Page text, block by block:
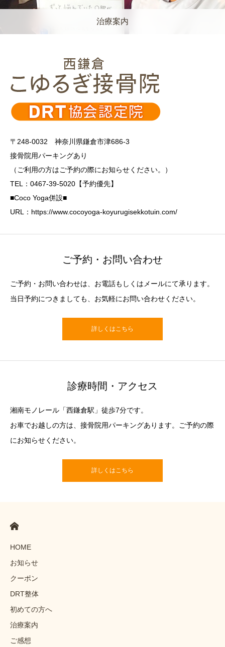
治療案内
〒248-0032 神奈川県鎌倉市津686-3
接骨院用パーキングあり
（ご利用の方はご予約の際にお知らせください。）
TEL：0467-39-5020【予約優先】
■Coco Yoga併設■
URL：https://www.cocoyoga-koyurugisekkotuin.com/
ご予約・お問い合わせ
ご予約・お問い合わせは、お電話もしくはメールにて承ります。
当日予約につきましても、お気軽にお問い合わせください。
詳しくはこちら
診療時間・アクセス
湘南モノレール「西鎌倉駅」徒歩7分です。
お車でお越しの方は、接骨院用パーキングあります。ご予約の際
にお知らせください。
詳しくはこちら
HOME
お知らせ
クーポン
DRT整体
初めての方へ
治療案内
ご感想